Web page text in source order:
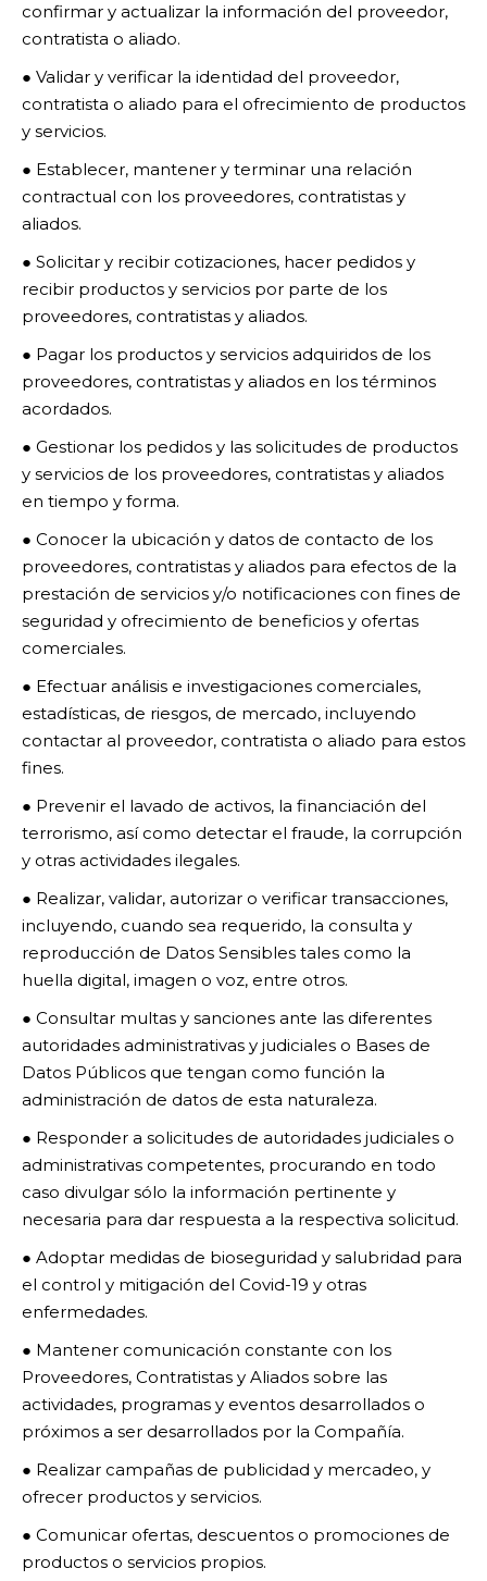
confirmar y actualizar la información del proveedor,
contratista o aliado.
● Validar y verificar la identidad del proveedor,
contratista o aliado para el ofrecimiento de productos
y servicios.
● Establecer, mantener y terminar una relación
contractual con los proveedores, contratistas y
aliados.
● Solicitar y recibir cotizaciones, hacer pedidos y
recibir productos y servicios por parte de los
proveedores, contratistas y aliados.
● Pagar los productos y servicios adquiridos de los
proveedores, contratistas y aliados en los términos
acordados.
● Gestionar los pedidos y las solicitudes de productos
y servicios de los proveedores, contratistas y aliados
en tiempo y forma.
● Conocer la ubicación y datos de contacto de los
proveedores, contratistas y aliados para efectos de la
prestación de servicios y/o notificaciones con fines de
seguridad y ofrecimiento de beneficios y ofertas
comerciales.
● Efectuar análisis e investigaciones comerciales,
estadísticas, de riesgos, de mercado, incluyendo
contactar al proveedor, contratista o aliado para estos
fines.
● Prevenir el lavado de activos, la financiación del
terrorismo, así como detectar el fraude, la corrupción
y otras actividades ilegales.
● Realizar, validar, autorizar o verificar transacciones,
incluyendo, cuando sea requerido, la consulta y
reproducción de Datos Sensibles tales como la
huella digital, imagen o voz, entre otros.
● Consultar multas y sanciones ante las diferentes
autoridades administrativas y judiciales o Bases de
Datos Públicos que tengan como función la
administración de datos de esta naturaleza.
● Responder a solicitudes de autoridades judiciales o
administrativas competentes, procurando en todo
caso divulgar sólo la información pertinente y
necesaria para dar respuesta a la respectiva solicitud.
● Adoptar medidas de bioseguridad y salubridad para
el control y mitigación del Covid-19 y otras
enfermedades.
● Mantener comunicación constante con los
Proveedores, Contratistas y Aliados sobre las
actividades, programas y eventos desarrollados o
próximos a ser desarrollados por la Compañía.
● Realizar campañas de publicidad y mercadeo, y
ofrecer productos y servicios.
● Comunicar ofertas, descuentos o promociones de
productos o servicios propios.